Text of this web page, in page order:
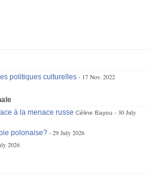
politiques culturelles
17 Nov. 2022
à la menace russe Céline Bayou
30 July
polonaise?
29 July 2026
2026